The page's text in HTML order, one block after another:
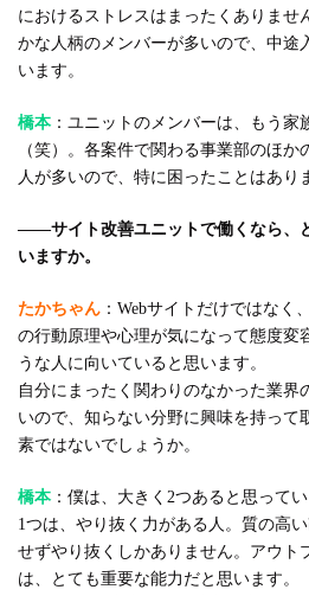
におけるストレスはまったくありませ
かな人柄のメンバーが多いので、中途
います。
橋本：ユニットのメンバーは、もう家
（笑）。各案件で関わる事業部のほ
人が多いので、特に困ったことはあり
――サイト改善ユニットで働くなら、
いますか。
たかちゃん ：Webサイトだけではなく
の行動原理や心理が気になって態度変
うな人に向いていると思います。
自分にまったく関わりのなかった業界
いので、知らない分野に興味を持って
素ではないでしょうか。
橋本：僕は、大きく2つあると思ってい
1つは、やり抜く力がある人。質の高
せずやり抜くしかありません。アウト
は、とても重要な能力だと思います。